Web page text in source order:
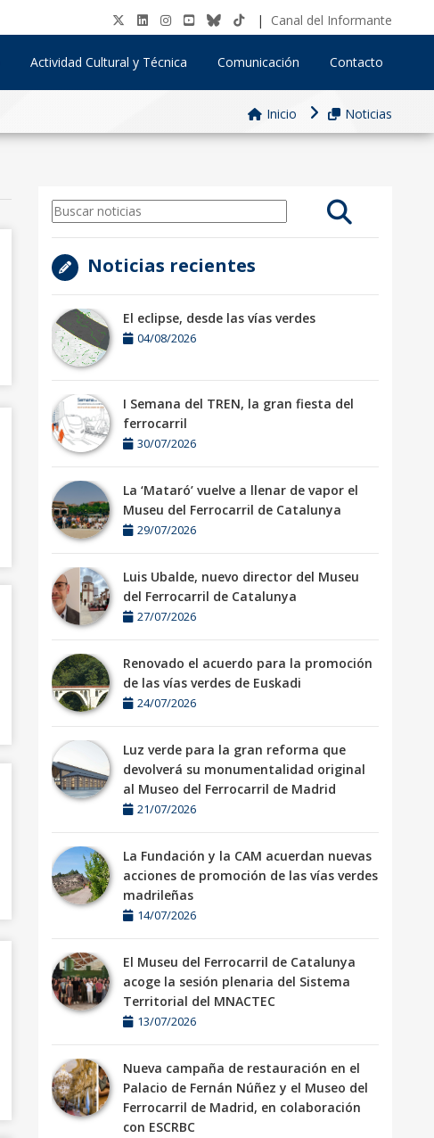
| Canal del Informante
Actividad Cultural y Técnica Comunicación Contacto
Inicio Noticias
Noticias recientes
El eclipse, desde las vías verdes
04/08/2026
I Semana del TREN, la gran fiesta del
ferrocarril
30/07/2026
La ‘Mataró’ vuelve a llenar de vapor el
Museu del Ferrocarril de Catalunya
29/07/2026
Luis Ubalde, nuevo director del Museu
del Ferrocarril de Catalunya
27/07/2026
Renovado el acuerdo para la promoción
de las vías verdes de Euskadi
24/07/2026
Luz verde para la gran reforma que
devolverá su monumentalidad original
al Museo del Ferrocarril de Madrid
21/07/2026
La Fundación y la CAM acuerdan nuevas
acciones de promoción de las vías verdes
madrileñas
14/07/2026
El Museu del Ferrocarril de Catalunya
acoge la sesión plenaria del Sistema
Territorial del MNACTEC
13/07/2026
Nueva campaña de restauración en el
Palacio de Fernán Núñez y el Museo del
Ferrocarril de Madrid, en colaboración
con ESCRBC